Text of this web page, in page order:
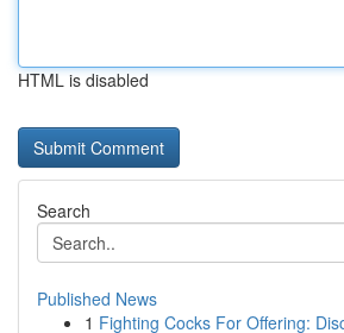
HTML is disabled
Search
Published News
1 Fighting Cocks For Offering: